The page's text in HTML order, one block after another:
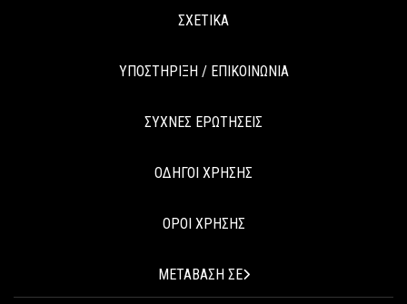
ΣΧΕΤΙΚΑ
ΥΠΟΣΤΗΡΙΞΗ / ΕΠΙΚΟΙΝΩΝΙΑ
ΣΥΧΝΕΣ ΕΡΩΤΗΣΕΙΣ
ΟΔΗΓΟΙ ΧΡΗΣΗΣ
ΟΡΟΙ ΧΡΗΣΗΣ
ΜΕΤΑΒΑΣΗ ΣΕ